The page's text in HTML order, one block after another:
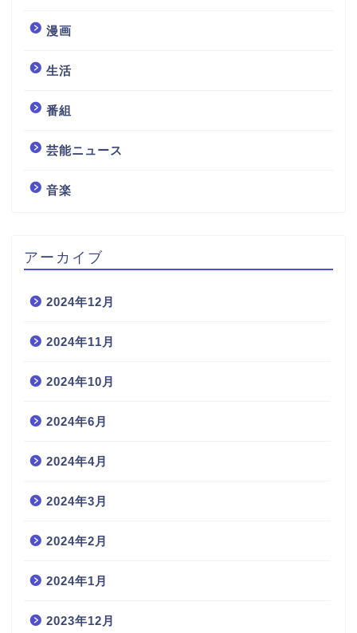
漫画
生活
番組
芸能ニュース
音楽
アーカイブ
2024年12月
2024年11月
2024年10月
2024年6月
2024年4月
2024年3月
2024年2月
2024年1月
2023年12月